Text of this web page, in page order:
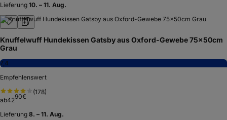
Lieferung 10. – 11. Aug.
Knuffelwuff Hundekissen Gatsby aus Oxford-Gewebe 75x50cm
Grau
7,4
Empfehlenswert
(178)
ab4290€
Lieferung 8. – 11. Aug.